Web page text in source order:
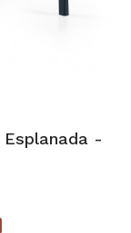
Esplanada -